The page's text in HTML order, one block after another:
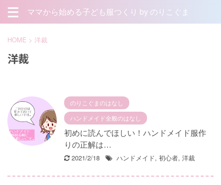
ママから始める子ども服つくり by のりこぐま
HOME > 洋裁
洋裁
のりこぐまのはなし
ハンドメイド全般のはなし
初めに読んでほしい！ハンドメイド服作
りの正解は…
2021/2/18 ハンドメイド, 初心者, 洋裁